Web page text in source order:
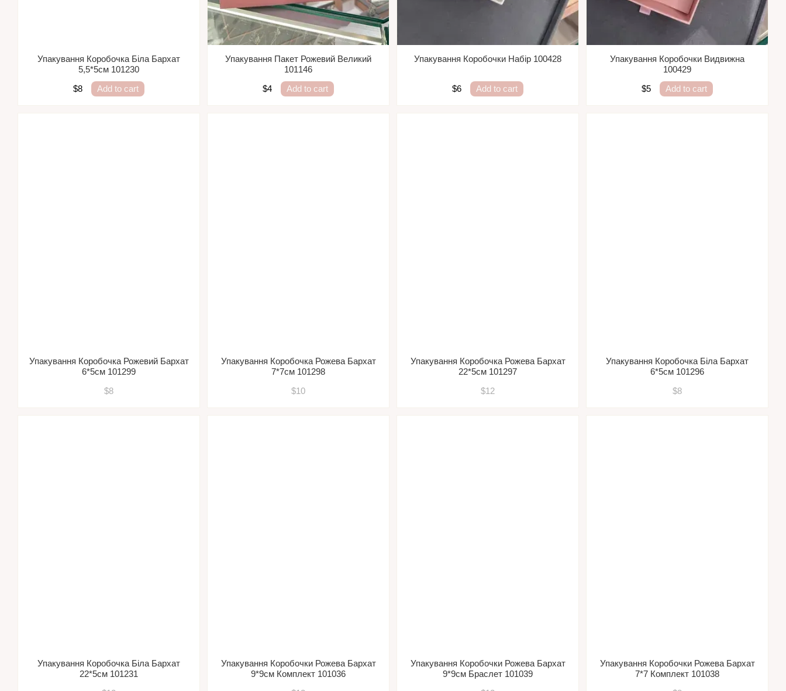
Упакування Коробочка Біла Бархат
5,5*5см 101230
$8
Add to cart
Упакування Пакет Рожевий Великий
101146
$4
Add to cart
Упакування Коробочки Набір 100428
$6 Add to cart
Упакування Коробочки Видвижна
100429
$5
Add to cart
Упакування Коробочка Рожевий Бархат
6*5см 101299
$8
Упакування Коробочка Рожева Бархат
7*7см 101298
$10
Упакування Коробочка Рожева Бархат
22*5см 101297
$12
Упакування Коробочка Біла Бархат
6*5см 101296
$8
Упакування Коробочка Біла Бархат
22*5см 101231
Упакування Коробочки Рожева Бархат
9*9см Комплект 101036
Упакування Коробочки Рожева Бархат
9*9см Браслет 101039
Упакування Коробочки Рожева Бархат
7*7 Комплект 101038